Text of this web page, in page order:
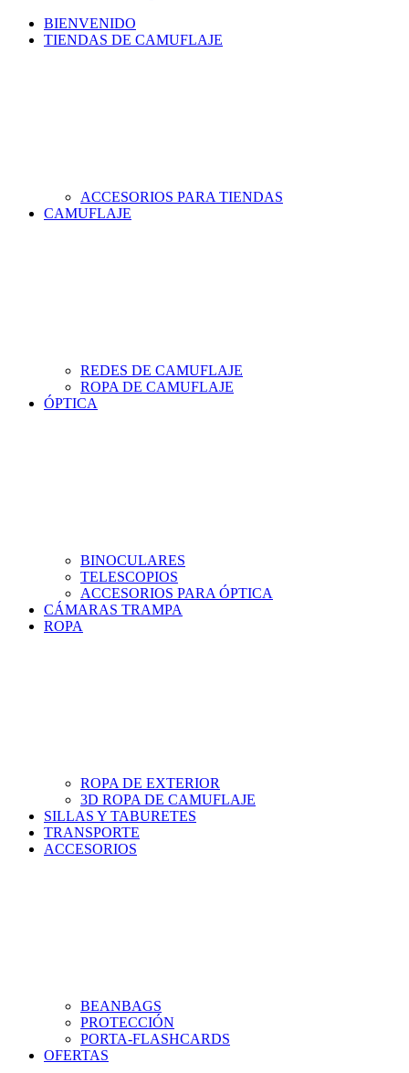
BIENVENIDO
TIENDAS DE CAMUFLAJE
ACCESORIOS PARA TIENDAS
CAMUFLAJE
REDES DE CAMUFLAJE
ROPA DE CAMUFLAJE
ÓPTICA
BINOCULARES
TELESCOPIOS
ACCESORIOS PARA ÓPTICA
CÁMARAS TRAMPA
ROPA
ROPA DE EXTERIOR
3D ROPA DE CAMUFLAJE
SILLAS Y TABURETES
TRANSPORTE
ACCESORIOS
BEANBAGS
PROTECCIÓN
PORTA-FLASHCARDS
OFERTAS